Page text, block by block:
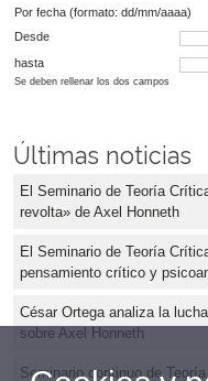
Por fecha (formato: dd/mm/aaaa)
Desde
hasta
Se deben rellenar los dos campos
Últimas noticias
El Seminario de Teoría
revolta» de Axel Honneth
El Seminario de Teoría
pensamiento crítico y
César Ortega analiza la
sobre Axel Honneth
Seminario continuo de